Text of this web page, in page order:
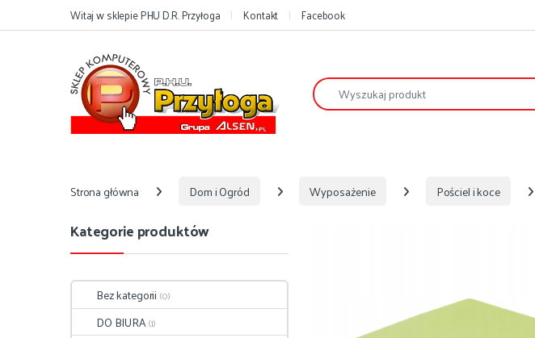
Przejdź do nawigacji
Przejdź do treściWitaj w sklepie PHU D.R. Przyłoga Kontakt Facebook
Szukaj:
Strona główna Dom i Ogród Wyposażenie Pościel i koce
Kategorie produktów
Bez kategorii (0)
DO BIURA(1)